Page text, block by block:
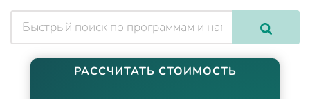
РАССЧИТАТЬ СТОИМОСТЬ